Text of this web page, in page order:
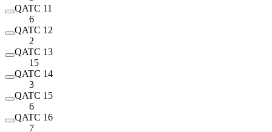
QATC 11
6
QATC 12
2
QATC 13
15
QATC 14
3
QATC 15
6
QATC 16
7